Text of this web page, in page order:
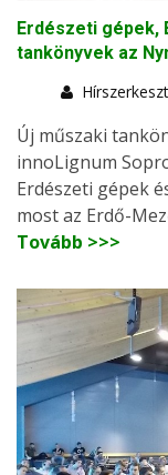
Erdészeti gépek,
tankönyvek az
Új műszaki
innoLignum
Erdészeti gépek
most az Erdő-
Tovább >>>